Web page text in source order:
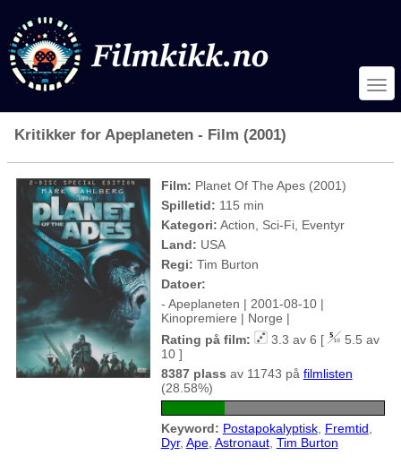
Kritikker for Apeplaneten - Film (2001)
Film: Planet Of The Apes (2001)
Spilletid: 115 min
Kategori: Action, Sci-Fi, Eventyr
Land: USA
Regi: Tim Burton
Datoer:
- Apeplaneten | 2001-08-10 |
Kinopremiere | Norge |
Rating på film:
3.3 av 6 [
5.5 av
10 ]
8387 plass av 11743 på filmlisten
(28.58%)
Keyword: Postapokalyptisk, Fremtid
Dyr, Ape, Astronaut, Tim Burton